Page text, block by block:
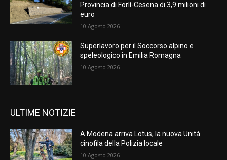
Provincia di Forlì-Cesena di 3,9 milioni di
euro
10 Agosto 2026
Superlavoro per il Soccorso alpino e
speleologico in Emilia Romagna
10 Agosto 2026
ULTIME NOTIZIE
A Modena arriva Lotus, la nuova Unità
cinofila della Polizia locale
10 Agosto 2026